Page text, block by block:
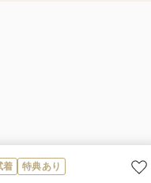
着 特典あり